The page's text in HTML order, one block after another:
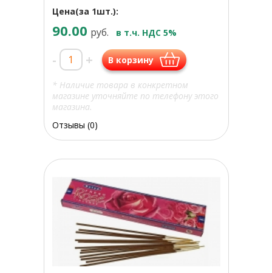
Цена(за 1шт.):
90.00 руб. в т.ч. НДС 5%
- + В корзину
* Наличие товара в конкретном
магазине уточняйте по телефону этого
магазина.
Отзывы (0)